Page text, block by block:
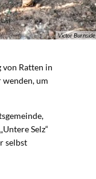
Victor Burnside
Ratten in
um
Selz“
selbst